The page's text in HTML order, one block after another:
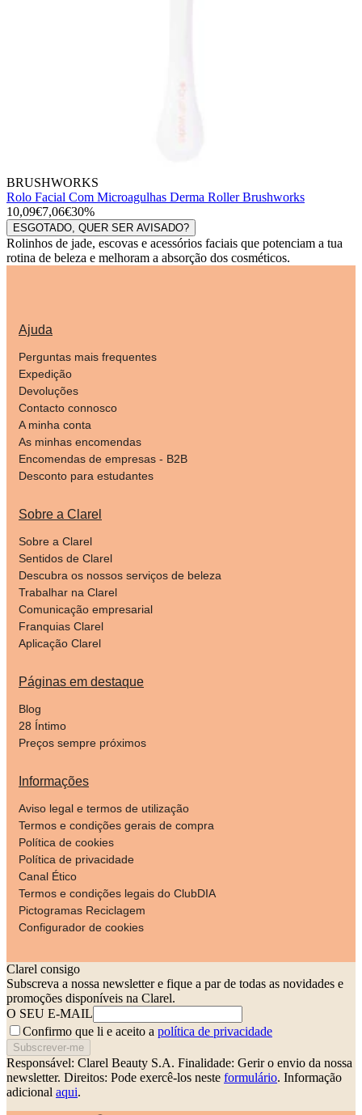
BRUSHWORKS
Rolo Facial Com Microagulhas Derma Roller Brushworks
10,09€7,06€30%
ESGOTADO, QUER SER AVISADO?
Rolinhos de jade, escovas e acessórios faciais que potenciam a tua
rotina de beleza e melhoram a absorção dos cosméticos.
Ajuda
Perguntas mais frequentes
Expedição
Devoluções
Contacto connosco
A minha conta
As minhas encomendas
Encomendas de empresas - B2B
Desconto para estudantes
Sobre a Clarel
Sobre a Clarel
Sentidos de Clarel
Descubra os nossos serviços de beleza
Trabalhar na Clarel
Comunicação empresarial
Franquias Clarel
Aplicação Clarel
Páginas em destaque
Blog
28 Íntimo
Preços sempre próximos
Informações
Aviso legal e termos de utilização
Termos e condições gerais de compra
Política de cookies
Política de privacidade
Canal Ético
Termos e condições legais do ClubDIA
Pictogramas Reciclagem
Configurador de cookies
Clarel consigo
Subscreva a nossa newsletter e fique a par de todas as novidades e
promoções disponíveis na Clarel.
O SEU E-MAIL
Confirmo que li e aceito a política de privacidade
Subscrever-me
Responsável: Clarel Beauty S.A. Finalidade: Gerir o envio da nossa
newsletter. Direitos: Pode exercê-los neste formulário. Informação
adicional aqui.